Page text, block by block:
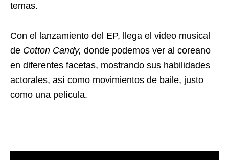
temas.
Con el lanzamiento del EP, llega el video musical
de Cotton Candy, donde podemos ver al coreano
en diferentes facetas, mostrando sus habilidades
actorales, así como movimientos de baile, justo
como una película.